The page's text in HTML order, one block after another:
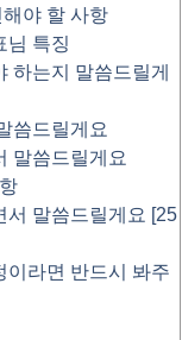
야 할 사항
님 특징
하는지 말씀드릴게
씀드릴게요
말씀드릴게요
서 말씀드릴게요 [25
이라면 반드시 봐주